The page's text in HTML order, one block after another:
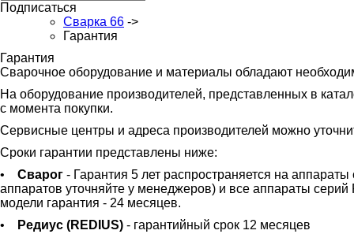
Подписаться
Сварка 66 ->
Гарантия
Гарантия
Cварочное оборудование и материалы обладают
На оборудование производителей, представленных в
с момента покупки.
Сервисные центры и адреса производителей можно
Сроки гарантии представлены ниже:
• Сварог - Гарантия 5 лет распространяется на
аппаратов уточняйте у менеджеров) и все аппараты
модели гарантия - 24 месяцев.
•
Редиус (REDIUS) - гарантийный срок 12 месяцев